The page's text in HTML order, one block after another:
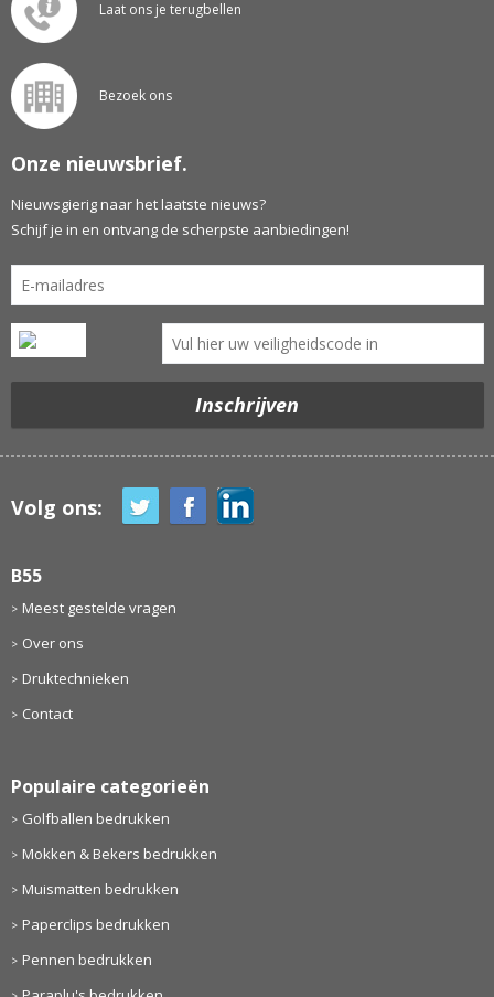
Laat ons je terugbellen
Bezoek ons
Onze nieuwsbrief.
Nieuwsgierig naar het laatste nieuws?
Schijf je in en ontvang de scherpste aanbiedingen!
Volg ons:
B55
Meest gestelde vragen
Over ons
Druktechnieken
Contact
Populaire categorieën
Golfballen bedrukken
Mokken & Bekers bedrukken
Muismatten bedrukken
Paperclips bedrukken
Pennen bedrukken